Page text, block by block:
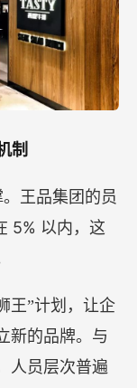
制
王品集团的员
5% 以内，这
王”计划，让企
新的品牌。与
人员层次普遍